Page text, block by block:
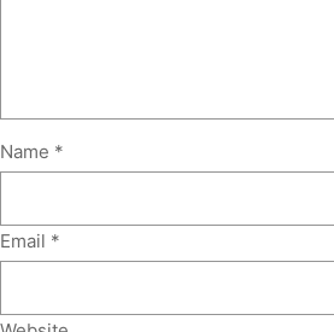
Name *
Email *